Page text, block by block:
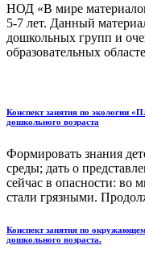
НОД «В мире
5-7 лет. Данный
дошкольных групп и
образовательных
Конспект занятия по экологии
дошкольного возраста
Формировать знания
среды; дать о
сейчас в опасности: во
стали грязными.
Конспект занятия по
дошкольного возраста.